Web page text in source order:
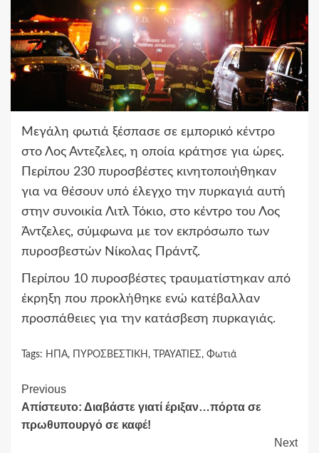
Μεγάλη φωτιά ξέσπασε σε εμπορικό κέντρο
στο Λος Αντεζελες, η οποία κράτησε για ώρες.
Περίπου 230 πυροσβέστες κινητοποιήθηκαν
για να θέσουν υπό έλεγχο την πυρκαγιά αυτή
στην συνοικία Λιτλ Τόκιο, στο κέντρο του Λος
Άντζελες, σύμφωνα με τον εκπρόσωπο των
πυροσβεστών Νίκολας Πράντζ.
Περίπου 10 πυροσβέστες τραυματίστηκαν από
έκρηξη που προκλήθηκε ενώ κατέβαλλαν
προσπάθειες για την κατάσβεση πυρκαγιάς.
Tags: ΗΠΑ, ΠΥΡΟΣΒΕΣΤΙΚΗ , ΤΡΑΥΑΤΙΕΣ , Φωτιά
Continue
Reading
Previous
Απίστευτο: Διαβάστε γιατί έριξαν…πόρτα σε
πρωθυπουργό σε καφέ!
Next